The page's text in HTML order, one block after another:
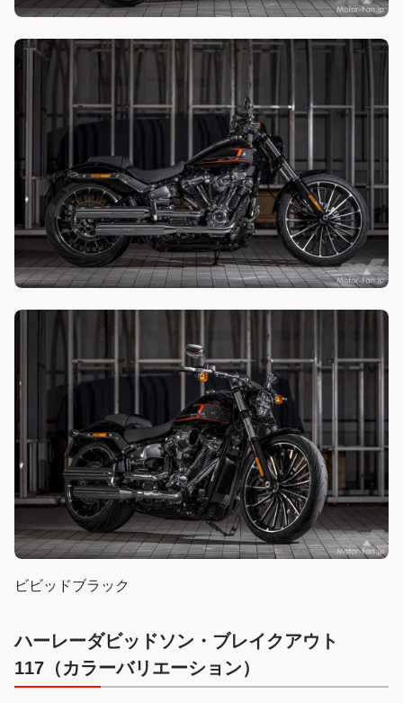
ビビッドブラック
ハーレーダビッドソン・ブレイクアウト
117（カラーバリエーション）